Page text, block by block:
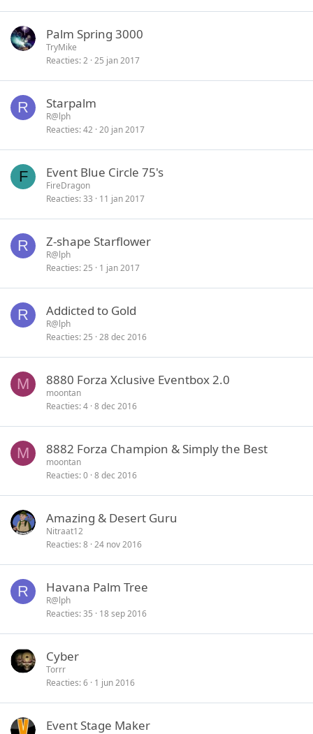
Palm Spring 3000
TryMike
Reacties 2 25 jan 2017
R Starpalm
R@lph
Reacties 42 20 jan 2017
F Event Blue Circle 75's
FireDragon
Reacties 33 11 jan 2017
R Z-shape Starflower
R@lph
Reacties 25 1 jan 2017
R Addicted to Gold
R@lph
Reacties 25 28 dec 2016
M 8880 Forza Xclusive Eventbox 2.0
moontan
Reacties 4 8 dec 2016
M 8882 Forza Champion & Simply the Best
moontan
Reacties 0 8 dec 2016
Amazing & Desert Guru
Nitraat12
Reacties 8 24 nov 2016
R Havana Palm Tree
R@lph
Reacties 35 18 sep 2016
Cyber
Torrr
Reacties 6 1 jun 2016
Event Stage Maker